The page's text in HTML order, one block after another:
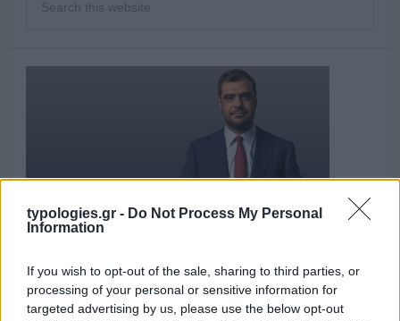
typologies.gr - Do Not Process My Personal
Information
If you wish to opt-out of the sale, sharing to third parties, or
processing of your personal or sensitive information for
targeted advertising by us, please use the below opt-out
ΑΙΧΜΕΣ